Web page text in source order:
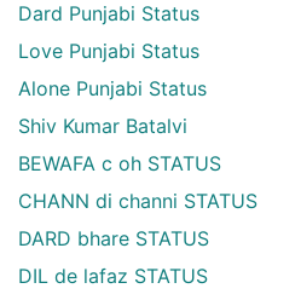
Dard Punjabi Status
Love Punjabi Status
Alone Punjabi Status
Shiv Kumar Batalvi
BEWAFA c oh STATUS
CHANN di channi STATUS
DARD bhare STATUS
DIL de lafaz STATUS